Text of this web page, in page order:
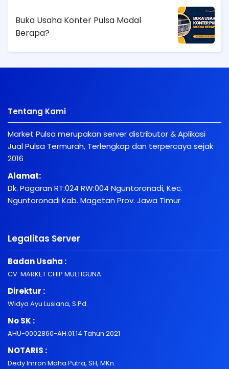
Buka Usaha Konter Pulsa Modal
Berapa?
Tentang Kami
Market Pulsa merupakan server distributor & Aplikasi
Jual Pulsa Termurah, Terlengkap dan terpercaya sejak
2016
Alamat:
Dk. Pagaran RT:024 RW:004 Nguntoronadi, Kec.
Nguntoronadi Kab. Magetan Prov. Jawa Timur
Legalitas Server
Badan Usaha :
CV. MARKET CHIP MULTIGUNA
Direktur :
Widya Ayu Lusiana, S.Pd.
No SK :
AHU-0002860-AH.01.14 Tahun 2021
NOTARIS :
Dedy Imron Maha Putra, SH, MKn.